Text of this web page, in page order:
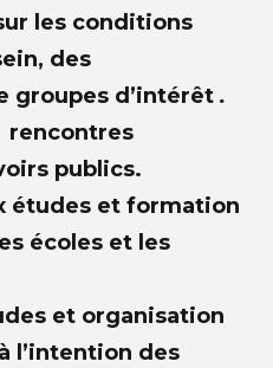
les conditions
des
groupes d’intérêt .
rencontres
publics.
études et formation
écoles et les
et organisation
l’intention des